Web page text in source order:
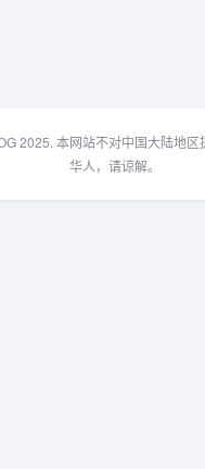
2025. 本网站不对中国大陆地
华人，请谅解。